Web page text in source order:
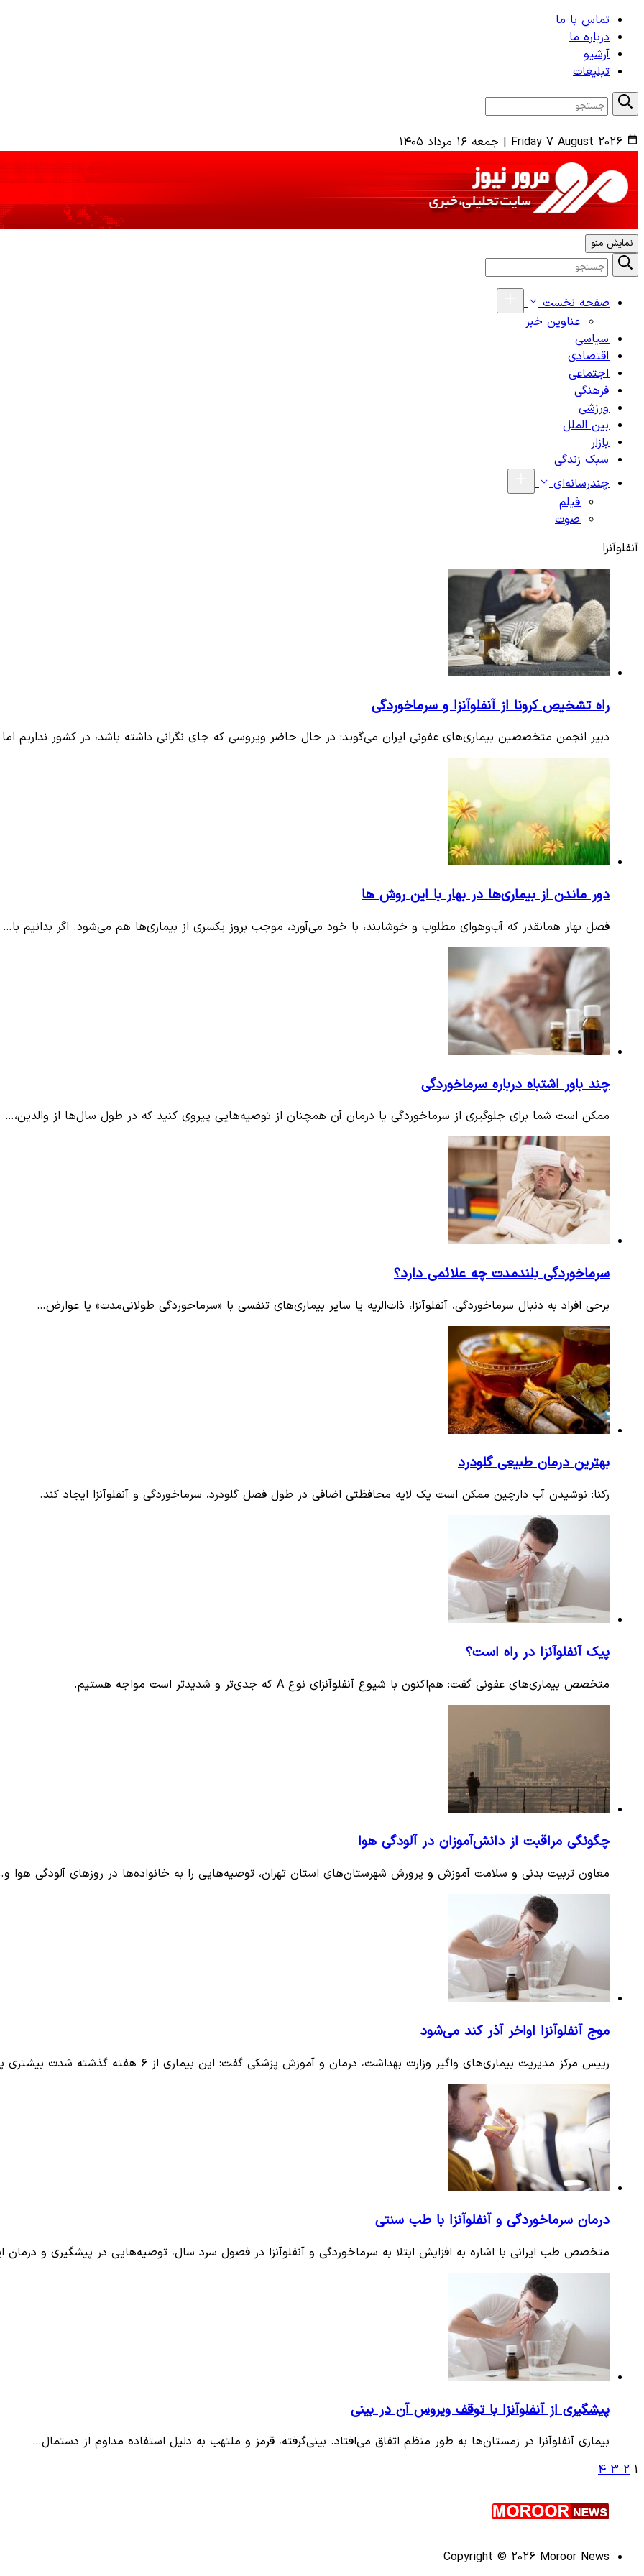
تماس با ما
درباره ما
آرشیو
تبلیغات
Friday 7 August 2026
| جمعه ۱۶ مرداد ۱۴۰۵
نمایش منو
صفحه نخست
عناوین خبر
سیاسی
اقتصادی
اجتماعی
فرهنگی
ورزشی
بین الملل
بازار
سبک زندگی
چندرسانه‌ای
فیلم
صوت
آنفلوآنزا
راه تشخیص کرونا از آنفلوآنزا و سرماخوردگی
دبیر انجمن متخصصین بیماری‌های عفونی ایران می‌گوید: در حال حاضر ویروسی که جای نگرانی داشته باشد، در کشور نداریم
دور ماندن از بیماری‌ها در بهار با این روش ها
فصل بهار همانقدر که آب‌وهوای مطلوب و خوشایند، با خود می‌آورد، موجب بروز یکسری از بیماری‌ها هم می‌شود. اگر بدانیم با…
چند باور اشتباه درباره سرماخوردگی
ممکن است شما برای جلوگیری از سرماخوردگی یا درمان آن همچنان از توصیه‌هایی پیروی کنید که در طول سال‌ها از والدین،…
سرماخوردگی بلندمدت چه علائمی دارد؟
برخی افراد به دنبال سرماخوردگی، آنفلوآنزا، ذات‌الریه یا سایر بیماری‌های تنفسی با «سرماخوردگی طولانی‌مدت» یا عوارض…
بهترین درمان طبیعی گلودرد
رکنا: نوشیدن آب دارچین ممکن است یک لایه محافظتی اضافی در طول فصل گلودرد، سرماخوردگی و آنفلوآنزا ایجاد کند.
پیک آنفلوآنزا در راه است؟
متخصص بیماری‌های عفونی گفت: هم‌اکنون با شیوع آنفلوآنزای نوع A که جدی‌تر و شدیدتر است مواجه هستیم.
چگونگی مراقبت از دانش‌آموزان در آلودگی هوا
معاون تربیت بدنی و سلامت آموزش و پرورش شهرستان‌های استان تهران، توصیه‌هایی را به خانواده‌ها در روزهای آلودگی هوا
موج آنفلوآنزا اواخر آذر کند می‌شود
رییس مرکز مدیریت بیماری‌های واگیر وزارت بهداشت، درمان و آموزش پزشکی گفت: این بیماری از ۶ هفته گذشته شدت بیشتری پیدا…
درمان سرماخوردگی و آنفلوآنزا با طب سنتی
متخصص طب ایرانی با اشاره به افزایش ابتلا به سرماخوردگی و آنفلوآنزا در فصول سرد سال، توصیه‌هایی در پیشگیری و درمان
پیشگیری از آنفلوآنزا با توقف ویروس آن در بینی
بیماری آنفلوآنزا در زمستان‌ها به‌ طور منظم اتفاق می‌افتاد. بینی‌گرفته، قرمز و ملتهب به دلیل استفاده مداوم از دستمال…
1
2
3
4
Copyright © 2026 Moroor News